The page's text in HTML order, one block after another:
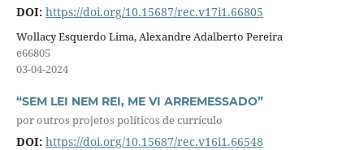
DOI: https://doi.org/10.15687/rec.v17i1.66805
Wollacy Esquerdo Lima, Alexandre Adalberto Pereira
e66805
03-04-2024
“SEM LEI NEM REI, ME VI ARREMESSADO”
por outros projetos políticos de currículo
DOI: https://doi.org/10.15687/rec.v16i1.66548